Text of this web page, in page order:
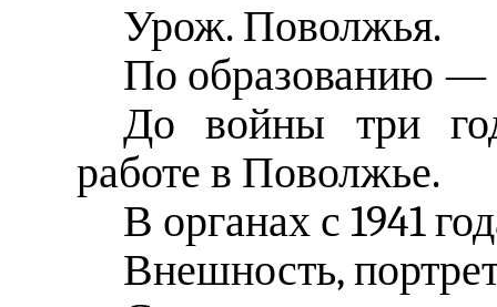
Урож. Поволжья.
По образованию —
До войны три
работе в Поволжье.
В органах с 1941
Внешность,